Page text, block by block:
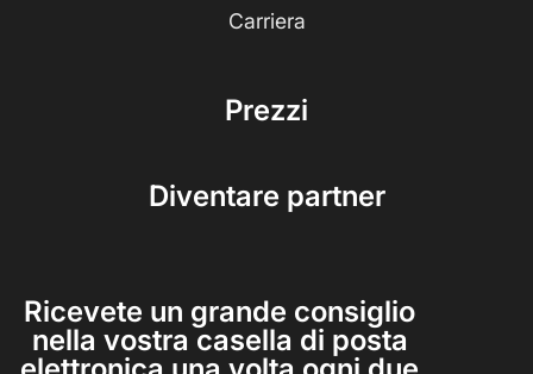
Carriera
Prezzi
Diventare partner
Ricevete un grande consiglio
nella vostra casella di posta